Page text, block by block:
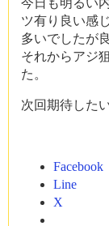
今日も明るい
ツ有り良い感
多いでしたが
それからアジ
た。
次回期待した
Facebook
Line
X